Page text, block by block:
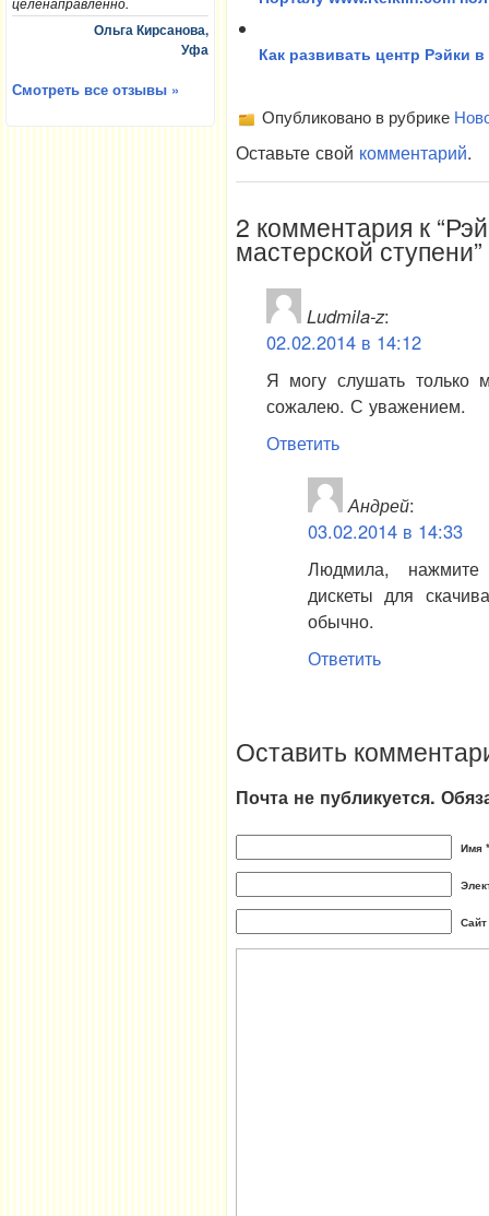
Ольга Кирсанова,
Уфа
Смотреть все отзывы »
Как развивать центр Рэйки в
Опубликовано в рубрике
Оставьте свой комментарий.
2 комментария к
мастерской ступени”
Ludmila-z:
02.02.2014 в 14:12
Я могу слушать
сожалею. С уважением.
Ответить
Андрей:
03.02.2014 в 14:33
Людмила, нажмите
дискеты для
обычно.
Ответить
Оставить
Почта не публикуется.
Имя *
Сайт